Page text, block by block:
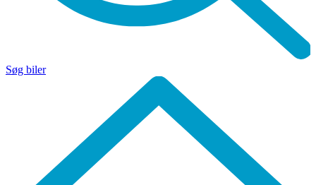
Søg biler